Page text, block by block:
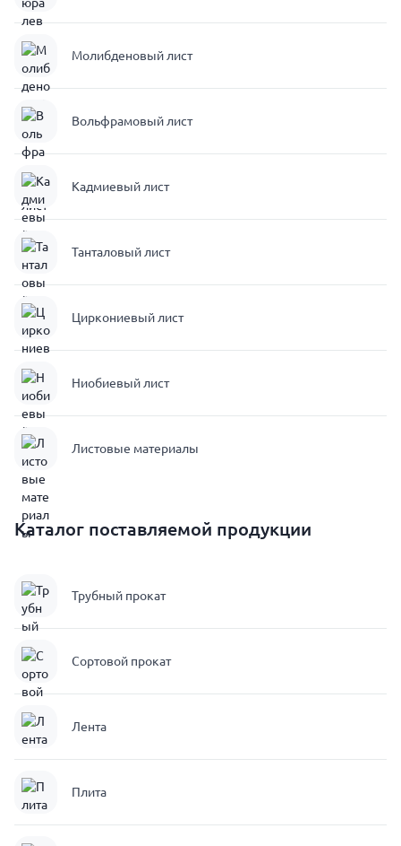
Молибденовый лист
Вольфрамовый лист
Кадмиевый лист
Танталовый лист
Циркониевый лист
Ниобиевый лист
Листовые материалы
Каталог поставляемой продукции
Трубный прокат
Сортовой прокат
Лента
Плита